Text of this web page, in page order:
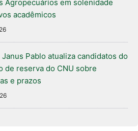
Agropecuários em solenidade
acadêmicos
Janus Pablo atualiza candidatos do
de reserva do CNU sobre
e prazos